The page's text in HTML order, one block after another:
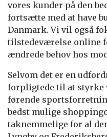
vores kunder på den
fortsætte med at have
Danmark. Vi vil også
tilstedeværelse online
ændrede behov hos
Selvom det er en
forpligtede til at styrke
førende
bedst mulige
taknemmelige for al